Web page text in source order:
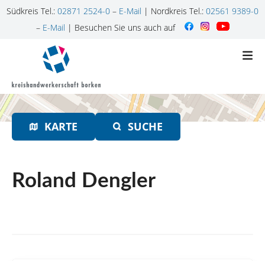
Südkreis Tel.: 02871 2524-0 – E-Mail | Nordkreis Tel.: 02561 9389-0
– E-Mail | Besuchen Sie uns auch auf
n
h
KARTE SUCHE
Roland Dengler